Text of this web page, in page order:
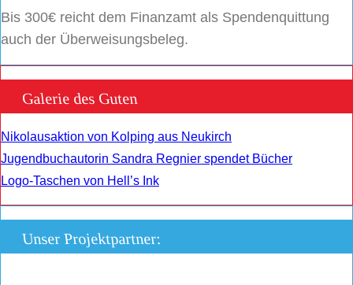
Bis 300€ reicht dem Finanzamt als Spendenquittung
auch der Überweisungsbeleg.
Galerie des Guten
Nikolausaktion von Kolping aus Neukirch
Jugendbuchautorin Sandra Regnier spendet Bücher
Logo-Taschen von Hell’s Ink
Unser Projektpartner: